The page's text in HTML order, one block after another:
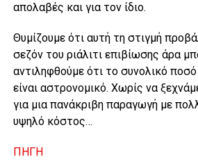
απoλαβές και για τον ίδιο.
Θυμίζουμε ότι αυτή τη στιγμή
σεζόν του ριάλιτι επιβίωσης άρα
αντιληφθούμε ότι το συνολικό ποσό
είναι αστρονομικό. Χωρίς να
για μια πανάκριβη παραγωγή με
υψηλό κόστος…
ΠΗΓΗ